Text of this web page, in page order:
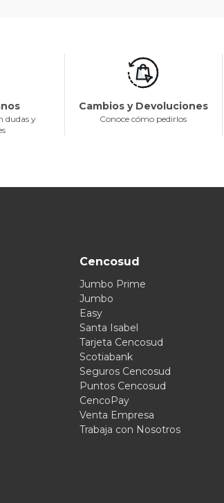
dudas y
Cambios y Devoluciones
Conoce cómo pedirlos
Cencosud
Jumbo Prime
Jumbo
Easy
Santa Isabel
Tarjeta Cencosud
Scotiabank
Seguros Cencosud
Puntos Cencosud
CencoPay
Venta Empresa
Trabaja con Nosotros